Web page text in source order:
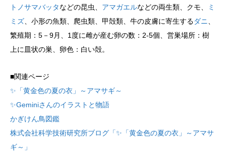
トノサマバッタなどの昆虫、 アマガエルなどの両生類、クモ、
ミ
ミズ、小形の魚類、爬虫類、甲殻類、牛の皮膚に寄生するダニ、
繁殖期：5－9月、1度に雌が産む卵の数：2-5個、営巣場所：樹
上に皿状の巣、卵色：白い殻。
■関連ページ
✨「黄金色の夏の衣」～アマサギ～
✨Geminiさんのイラストと物語
かぎけん鳥図鑑
株式会社科学技術研究所ブログ「✨「黄金色の夏の衣」～アマサ
ギ～」